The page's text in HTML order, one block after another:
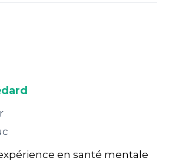
en santé mentale